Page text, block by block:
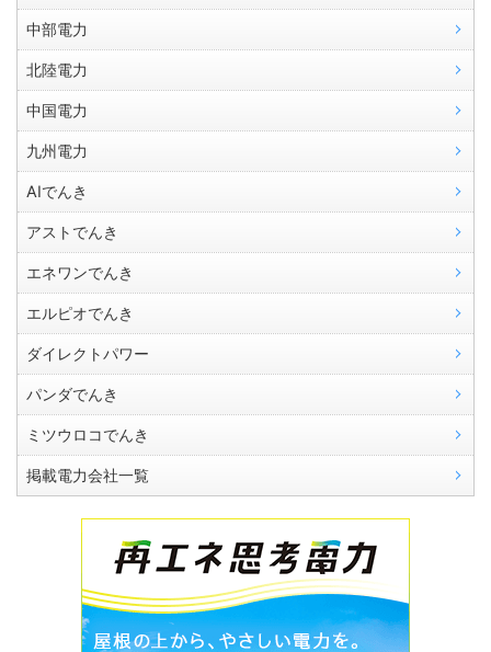
中部電力
北陸電力
中国電力
九州電力
AIでんき
アストでんき
エネワンでんき
エルピオでんき
ダイレクトパワー
パンダでんき
ミツウロコでんき
掲載電力会社一覧